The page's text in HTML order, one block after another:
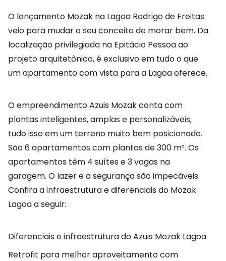
O lançamento Mozak na Lagoa Rodrigo de Freitas
veio para mudar o seu conceito de morar bem. Da
localização privilegiada na Epitácio Pessoa ao
projeto arquitetônico, é exclusivo em tudo o que
um apartamento com vista para a Lagoa oferece.
O empreendimento Azuis Mozak conta com
plantas inteligentes, amplas e personalizáveis,
tudo isso em um terreno muito bem posicionado.
São 6 apartamentos com plantas de 300 m². Os
apartamentos têm 4 suítes e 3 vagas na
garagem. O lazer e a segurança são impecáveis.
Confira a infraestrutura e diferenciais do Mozak
Lagoa a seguir:
Diferenciais e infraestrutura do Azuis Mozak Lagoa
Retrofit para melhor aproveitamento com